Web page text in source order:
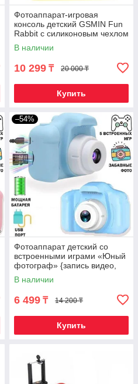
Фотоаппарат-игровая
консоль детский GSMIN Fun
Rabbit с силиконовым чехлом
(Желтая)
В наличии
10 299 ₸ 20 000 ₸
Купить
–54%
Фотоаппарат детский со
встроенными играми «Юный
фотограф» {запись видео,
противоударный} (Голубой)
В наличии
6 499 ₸ 14 200 ₸
Купить